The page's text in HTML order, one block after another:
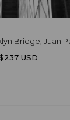
Bridge, Juan
USD